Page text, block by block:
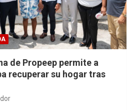
de Propeep permite a
recuperar su hogar tras